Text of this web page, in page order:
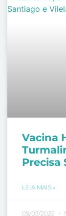
Vacina
Precisa
LEIA MAIS »
05/03/2025